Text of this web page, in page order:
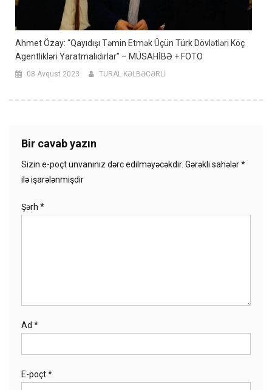
Ahmet Özay: “Qayıdışı Təmin Etmək Üçün Türk Dövlətləri Köç
Agentlikləri Yaratmalıdırlar” – MÜSAHİBƏ + FOTO
08 Avqust 2023 TURAL KƏLBƏCƏRLİ
Bir cavab yazın
Sizin e-poçt ünvanınız dərc edilməyəcəkdir. Gərəkli sahələr*
ilə işarələnmişdir
Şərh *
Ad *
E-poçt*